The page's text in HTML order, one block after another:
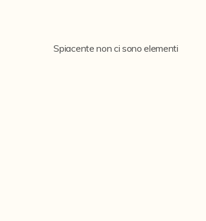
Spiacente non ci sono elementi